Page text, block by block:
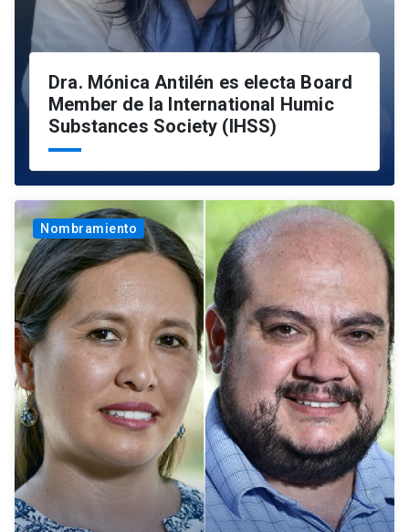
Dra. Mónica Antilén es electa Board
Member de la International Humic
Substances Society (IHSS)
Nombramiento